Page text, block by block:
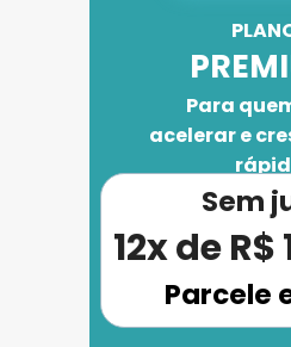
Para
acelerar e
Parcele
12x de
Sem